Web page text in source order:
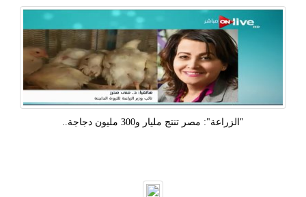
"الزراعة": مصر تنتج مليار و300 مليون دجاجة..